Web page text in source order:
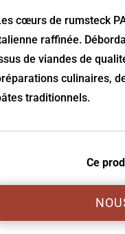
cœurs de rumsteck
raffinée.
de viandes de
culinaires,
traditionnels.
Ce